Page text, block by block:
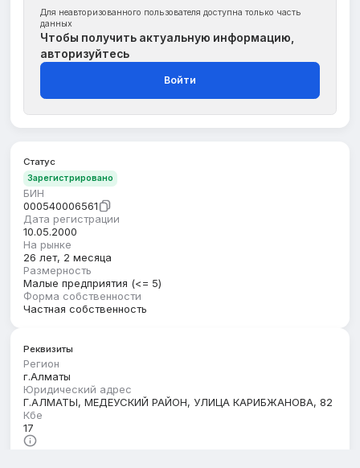
Для неавторизованного пользователя доступна только часть
данных
Чтобы получить актуальную информацию,
авторизуйтесь
Войти
Статус
Зарегистрировано
БИН
000540006561
Дата регистрации
10.05.2000
На рынке
26 лет, 2 месяца
Размерность
Малые предприятия (<= 5)
Форма собственности
Частная собственность
Реквизиты
Регион
г.Алматы
Юридический адрес
Г.АЛМАТЫ, МЕДЕУСКИЙ РАЙОН, УЛИЦА КАРИБЖАНОВА, 82
Кбе
17